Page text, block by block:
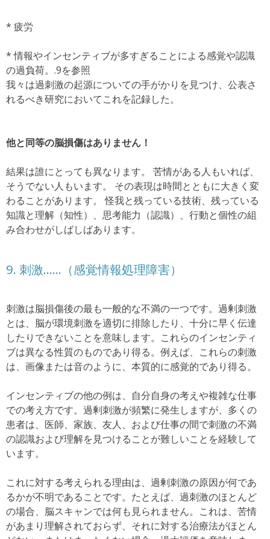
* 疲労
* 情報やインセンティブが多すぎることによる感覚や認識
の過負荷。 .9を参照
我々は過刺激の起源についての手がかりを見つけ、公表さ
れるべき研究においてこれを記録した。
他と同等の脳損傷はありません！
結果は誰にとっても異なります。
苦情がある人もいれば、
そうでない人もいます。
その表現は時間とともに大きく変
わることがあります。
怪我と残っている技術、残っている
知識と理解（知性）、思考能力（認識）、行動と個性の組
み合わせがしばしばあります。
9. 刺激……（感覚情報処理障害）
刺激は脳損傷後の最も一般的な不満の一つです。過剰刺激
とは、脳が環境刺激を適切に排除したり、十分に早く伝達
したりできないことを意味します。これらのインセンティ
ブは異なる性質のものであり得る。例えば、これらの刺激
は、画像または音のように、本質的に感覚的であり得る。
インセンティブの他の例は、自分自身の考えや複雑な仕事
での考え方です。過剰刺激が頻繁に発生しますが、多くの
患者は、医師、家族、友人、および仕事の間で刺激の不満
の認識および理解を見つけることが難しいことを経験して
います。
これに対する考えられる理由は、過剰刺激の原因が何であ
るかが不明であることです。たとえば、過刺激のほとんど
の場合、脳スキャンでは何も見られません。これは、苦情
があまり理解されておらず、それに対する治療法がほとん